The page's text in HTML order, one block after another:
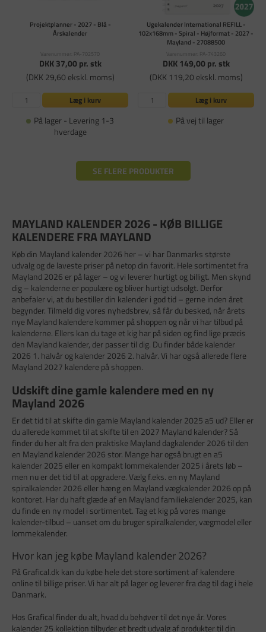
Projektplanner - 2027 - Blå -
Årskalender
Varenummer: PA-702570
DKK 37,00pr. stk
(DKK 29,60 ekskl. moms)
Læg i kurv
På lager - Levering 1-3
hverdage
Ugekalender International REFILL -
102x168mm - Spiral - Højformat - 2027 -
Mayland - 27088500
Varenummer: PA-743260
DKK 149,00pr. stk
(DKK 119,20 ekskl. moms)
Læg i kurv
På vej til lager
SE FLERE PRODUKTER
MAYLAND KALENDER 2026 - KØB BILLIGE
KALENDERE FRA MAYLAND
Køb din Mayland kalender 2026 her – vi har Danmarks største
udvalg og de laveste priser på netop din favorit. Hele sortimentet fra
Mayland 2026 er på lager – og vi leverer hurtigt og billigt. Men skynd
dig – kalenderne er populære og bliver hurtigt udsolgt. Derfor
anbefaler vi, at du bestiller din kalender i god tid – gerne inden året
begynder. Tilmeld dig vores nyhedsbrev, så får du besked, når årets
nye Mayland kalendere kommer på shoppen og når vi har tilbud på
kalenderne. Ellers kan du tage et kig har på siden og find lige præcis
den Mayland kalender, der passer til dig. Du finder både kalender
2026 1. halvår og kalender 2026 2. halvår. Vi har også allerede flere
Mayland 2027 kalendere på shoppen.
Udskift dine gamle kalendere med en ny
Mayland 2026
Er det tid til at skifte din gamle Mayland kalender 2025 a5 ud? Eller er
du allerede kommet til at skifte til en 2027 Mayland kalender? Så
finder du her alt fra den praktiske Mayland dagkalender 2026 til den
en Mayland kalender 2026 stor. Mange har også brugt en a5
kalender 2025 eller en kompakt lommekalender 2025 i årets løb –
men nu er det tid til at opgradere. Vælg f.eks. en ny Mayland
spiralkalender 2026 eller hæng en Mayland vægkalender 2026 op på
kontoret. Har du haft glæde af en Mayland familiekalender 2025, kan
du finde en ny model i sortimentet. Tag et kig på vores mange
kalender-tilbud – uanset om du bruger spiralkalender, vægmodel eller
lommekalender.
Hvor kan jeg købe Mayland kalender 2026?
På Grafical.dk kan du købe hele det store sortiment af kalendere
online til billige priser. Vi har alt på lager og leverer fra dag til dag i hele
Danmark.
Hos Grafical finder du alt, hvad du behøver til det nye år. Vores
kalender 25 kollektion tilbyder et bredt udvalg af produkter til din